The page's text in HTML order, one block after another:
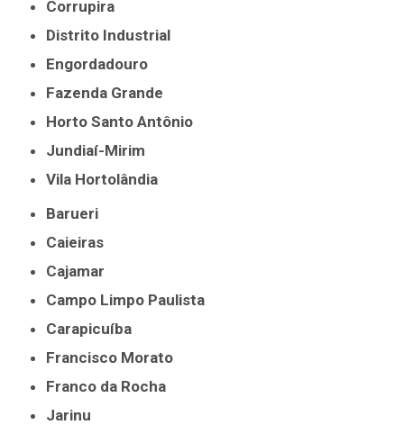
Corrupira
Distrito Industrial
Engordadouro
Fazenda Grande
Horto Santo Antônio
Jundiaí-Mirim
Vila Hortolândia
Barueri
Caieiras
Cajamar
Campo Limpo Paulista
Carapicuíba
Francisco Morato
Franco da Rocha
Jarinu